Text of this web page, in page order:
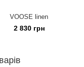
VOOSE linen
2 830 грн